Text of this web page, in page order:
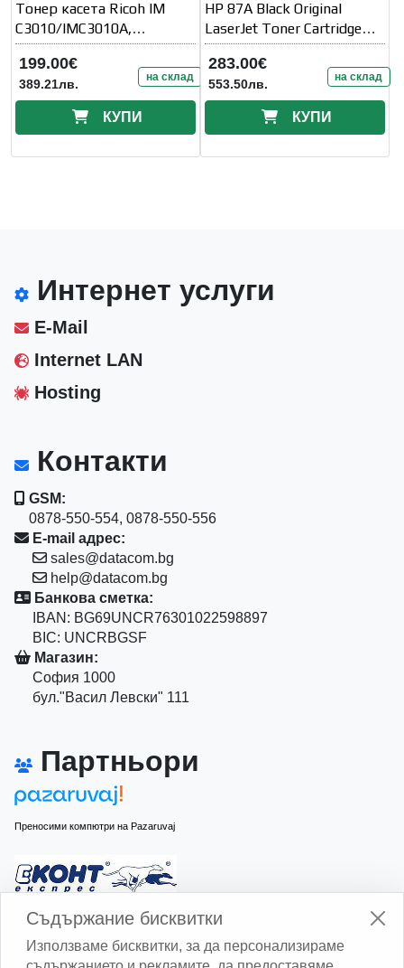
Тонер касета Ricoh IM
C3010/IMC3010A,
IMC3510, 28000 копия
199.00€
389.21лв. на склад
КУПИ
HP 87A Black Original
LaserJet Toner Cartridge
(CF287A)
283.00€
553.50лв. на склад
КУПИ
Интернет услуги
E-Mail
Internet LAN
Hosting
Контакти
GSM:
0878-550-554, 0878-550-556
E-mail адрес:
sales@datacom.bg
help@datacom.bg
Банкова сметка:
IBAN: BG69UNCR76301022598897
BIC: UNCRBGSF
Магазин:
София 1000
бул."Васил Левски" 111
Партньори
Преносими компютри на Pazaruvaj
Изчисли доставката с Еконт
Съдържание бисквитки
Използваме бисквитки, за да персонализираме